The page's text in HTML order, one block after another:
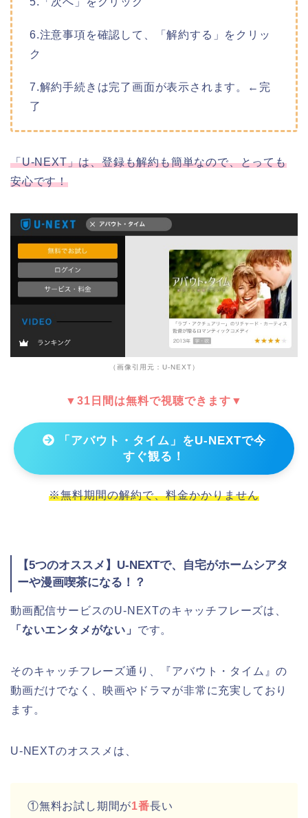
6.注意事項を確認して、「解約する」をクリッ
ク
7.解約手続きは完了画面が表示されます。←完
了
「U-NEXT」は、登録も解約も簡単なので、とっても
安心です！
（画像引用元：U-NEXT）
▼31日間は無料で視聴できます▼
「アバウト・タイム」をU-NEXTで今
すぐ観る！
※無料期間の解約で、料金かかりません
【5つのオススメ】U-NEXTで、自宅がホームシアタ
ーや漫画喫茶になる！？
動画配信サービスのU-NEXTのキャッチフレーズは、
「ないエンタメがない」 です。
そのキャッチフレーズ通り、『アバウト・タイム』の
動画だけでなく、映画やドラマが非常に充実しており
ます。
U-NEXTのオススメは、
①無料お試し期間が1番長い